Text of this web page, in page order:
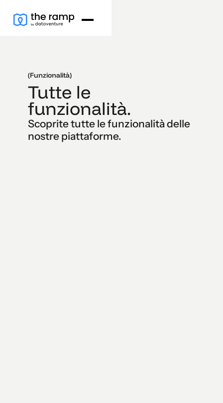
(Funzionalità)
Tutte le
funzionalità.
Scoprite tutte le funzionalità delle
nostre piattaforme.